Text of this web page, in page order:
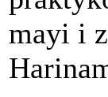
mayi i